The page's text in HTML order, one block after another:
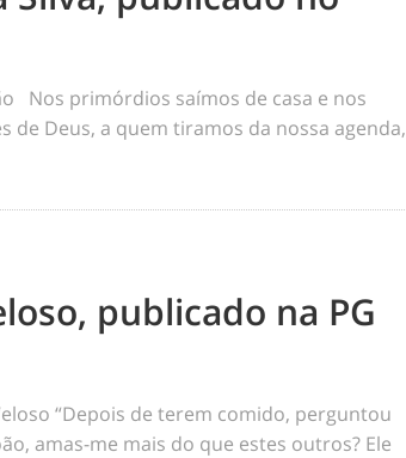
Nos primórdios saímos de casa e nos
Deus, a quem tiramos da nossa agenda,
publicado na PG
“Depois de terem comido, perguntou
amas-me mais do que estes outros? Ele